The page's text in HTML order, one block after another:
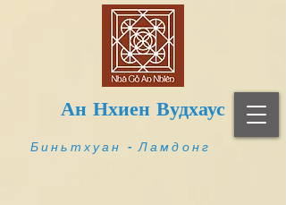
Ан Нхиен Вудхаус
Биньтхуан - Ламдонг